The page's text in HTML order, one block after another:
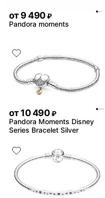
от9 490 ₽
Pandora moments
от10 490 ₽
Pandora Moments Disney
Series Bracelet Silver